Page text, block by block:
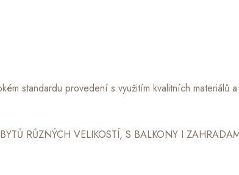
standardu provedení s využitím kvalitních materiálů
RŮZNÝCH VELIKOSTÍ, S BALKONY I